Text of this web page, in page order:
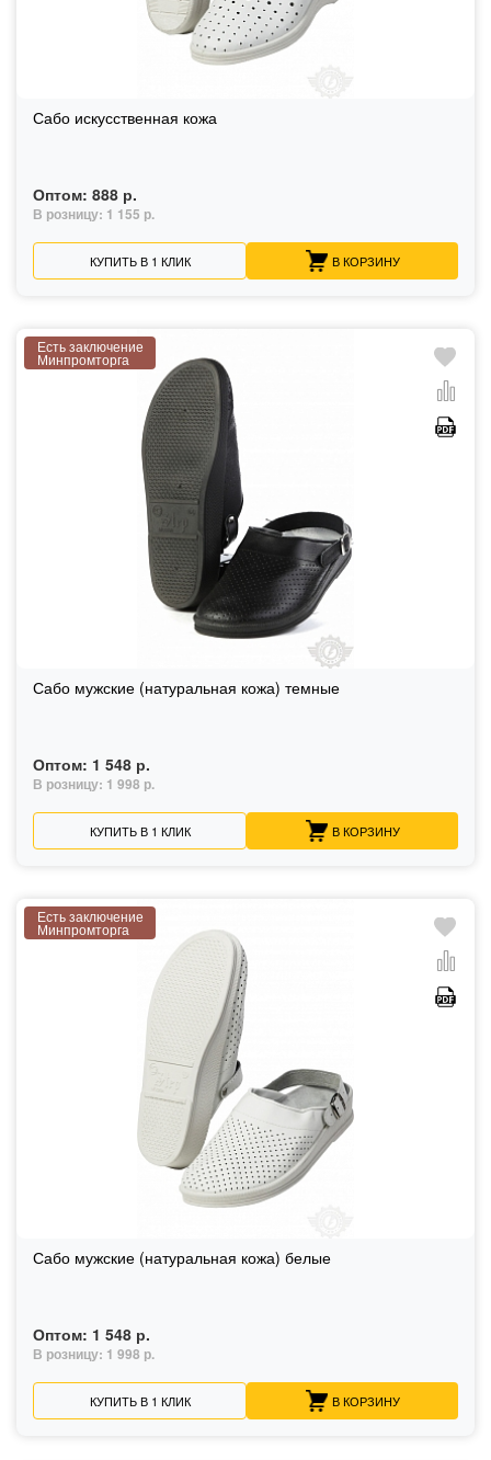
Сабо искусственная кожа
Оптом: 888 р.
В розницу: 1 155 р.
КУПИТЬ В 1 КЛИК В КОРЗИНУ
Есть заключение
Минпромторга
Сабо мужские (натуральная кожа) темные
Оптом: 1 548 р.
В розницу: 1 998 р.
КУПИТЬ В 1 КЛИК В КОРЗИНУ
Есть заключение
Минпромторга
Сабо мужские (натуральная кожа) белые
Оптом: 1 548 р.
В розницу: 1 998 р.
КУПИТЬ В 1 КЛИК В КОРЗИНУ